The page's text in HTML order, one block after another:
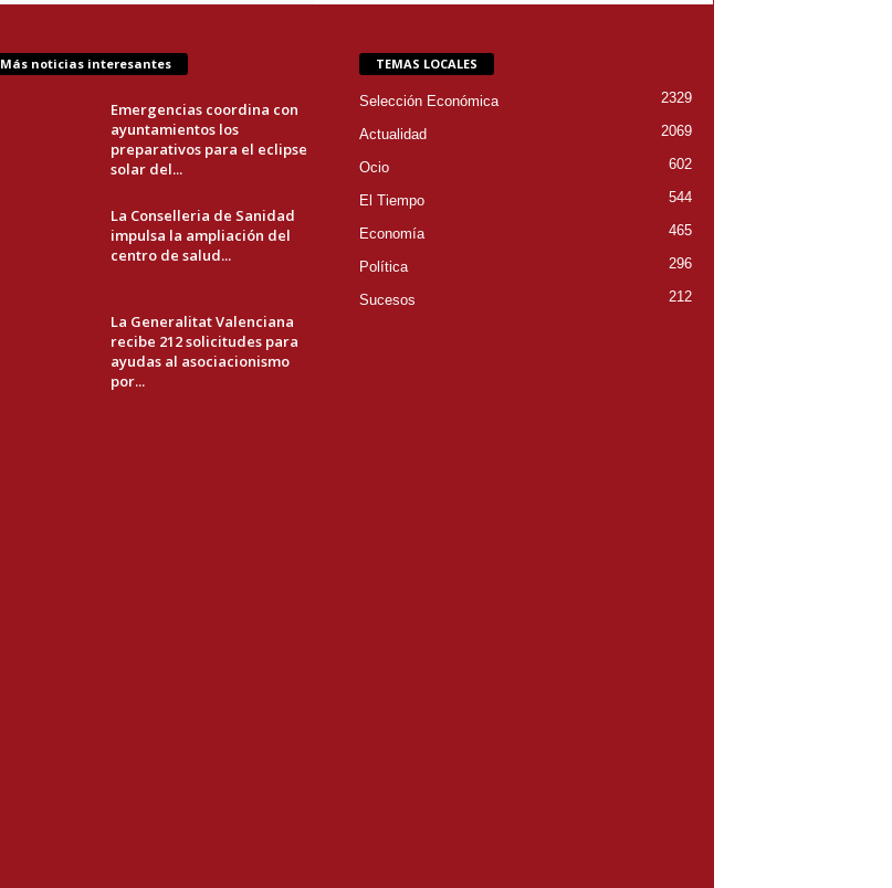
Más noticias interesantes
Emergencias coordina con
ayuntamientos los
preparativos para el eclipse
solar del...
La Conselleria de Sanidad
impulsa la ampliación del
centro de salud...
La Generalitat Valenciana
recibe 212 solicitudes para
ayudas al asociacionismo
por...
TEMAS LOCALES
Selección Económica 2329
Actualidad 2069
Ocio 602
El Tiempo 544
Economía 465
Política 296
Sucesos 212